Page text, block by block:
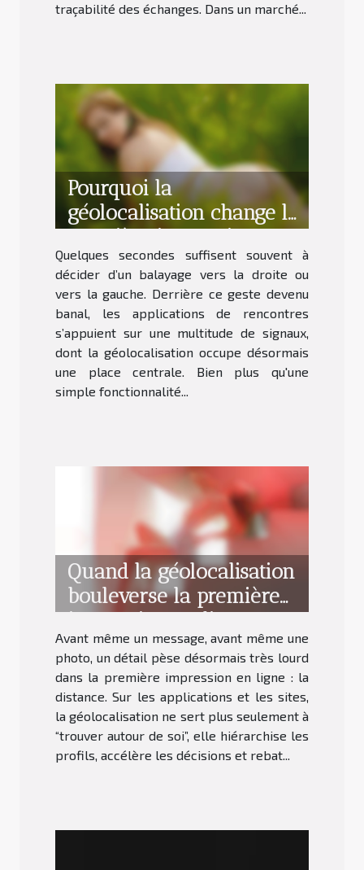
traçabilité des échanges. Dans un marché...
Pourquoi la
géolocalisation change la
première impression sur
les profils de rencontres
Quelques secondes suffisent souvent à
décider d’un balayage vers la droite ou
vers la gauche. Derrière ce geste devenu
banal, les applications de rencontres
s’appuient sur une multitude de signaux,
dont la géolocalisation occupe désormais
une place centrale. Bien plus qu'une
simple fonctionnalité...
Quand la géolocalisation
bouleverse la première
impression en ligne
Avant même un message, avant même une
photo, un détail pèse désormais très lourd
dans la première impression en ligne : la
distance. Sur les applications et les sites,
la géolocalisation ne sert plus seulement à
“trouver autour de soi”, elle hiérarchise les
profils, accélère les décisions et rebat...